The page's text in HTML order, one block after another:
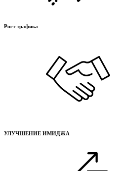
Рост трафика
УЛУЧШЕНИЕ ИМИДЖА